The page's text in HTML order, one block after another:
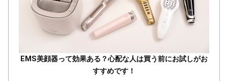
EMS美顔器って効果ある？心配な人は買う前にお試しがお
すすめです！